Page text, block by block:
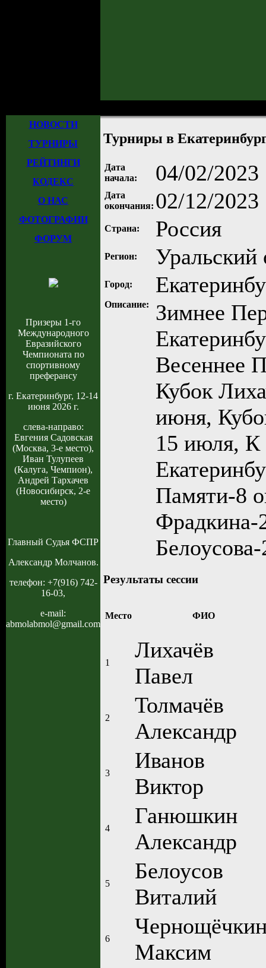
НОВОСТИ
ТУРНИРЫ
РЕЙТИНГИ
КОДЕКС
О НАС
ФОТОГРАФИИ
ФОРУМ
Призеры 1-го
Международного
Евразийского
Чемпионата по
спортивному
преферансу
г. Екатеринбург, 12-14
июня 2026 г.
слева-направо:
Евгения Садовская
(Москва, 3-е место),
Иван Тулупеев
(Калуга, Чемпион),
Андрей Тархачев
(Новосибирск, 2-е
место)
Главный Судья ФСПР
Александр Молчанов.
телефон: +7(916) 742-
16-03,
e-mail:
abmolabmol@gmail.com
Турниры в
Дата
начала:
04/02/2023
Дата
окончания: 02/12/2023
Страна: Россия
Регион: Уральский
Город:
Описание:
Зимнее
Весеннее
Кубок
июня,
15 июля, К
Памяти-8
Фрадкина-
Результаты сессии
Место ФИО
1
Лихачёв
Павел
2
Толмачёв
Александр
3
Иванов
Виктор
4
Ганюшкин
Александр
5
Белоусов
Виталий
6
Максим